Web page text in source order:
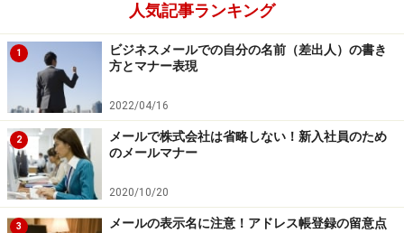
なります。チャージバックとはカードの不正利用などが
あると、クレジットカード会社が加盟店に対する支払い
を拒絶することです。
3Dセキュアを入れる決済だとカード会社持
ちに
ネットショップの買物でクレジット番号と有効期限のみ
を入力する決済ではなく、3Dセキュアを入力する場合は
人気記事ランキング
1
ビジネスメールでの自分の名前（差出人）の書き
方とマナー表現
2022/04/16
2
メールで株式会社は省略しない！新入社員のため
のメールマナー
2020/10/20
3 メールの表示名に注意！アドレス帳登録の留意点